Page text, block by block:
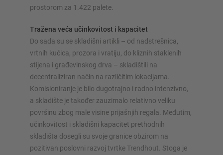
prostorom za 1.422 palete.
Tražena veća učinkovitost i kapacitet
Do sada su se skladišni artikli – od nadstrešnica,
vrtnih kućica, prozora i vratiju, do kliznih staklenih
stijena i građevinskog drva – skladištili na
decentraliziran način na različitim lokacijama.
Komisioniranje je bilo dugotrajno i radno intenzivno,
a skladište je također zauzimalo relativno veliku
površinu zbog male visine prijašnjih regala. Međutim,
učinkovitost i skladišni kapacitet prethodnih
skladišta dosegli su svoje granice obzirom na
pozitivan poslovni razvoj tvrtke Trendhout. Stoga je
Planirajte svoj sustav polica individualno s našim
konfiguratorima – uključujući izravni upit
Konfiguriraj policu sada